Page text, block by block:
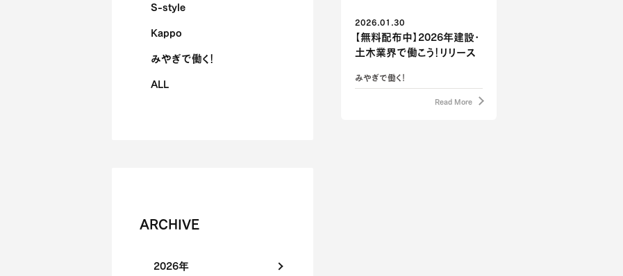
S-style
Kappo
みやぎで働く！
ALL
ARCHIVE
2026年
2026.01.30
【無料配布中】2026年建設・
土木業界で働こう！リリース
みやぎで働く！
Read More